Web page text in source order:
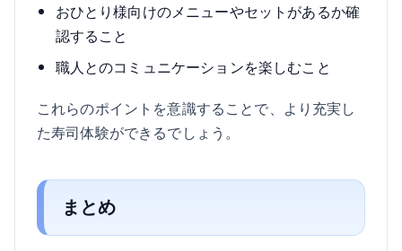
おひとり様向けのメニューやセットがあるか確
認すること
職人とのコミュニケーションを楽しむこと
これらのポイントを意識することで、より充実し
た寿司体験ができるでしょう。
まとめ